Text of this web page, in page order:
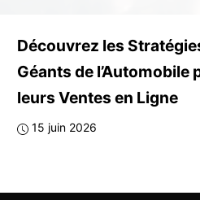
Découvrez les
Géants de
leurs Ventes en Ligne
15 juin 2026